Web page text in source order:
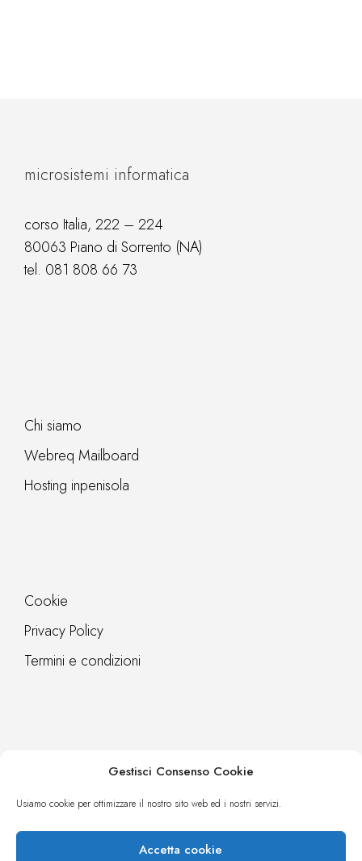
Gestisci Consenso Cookie
Usiamo cookie per ottimizzare il nostro sito web ed i nostri servizi.
Accetta cookie
microsistemi informatica
corso Italia, 222 – 224
80063 Piano di Sorrento (NA)
tel. 081 808 66 73
Chi siamo
Webreq Mailboard
Hosting inpenisola
Cookie
Privacy Policy
Termini e condizioni
Webreq